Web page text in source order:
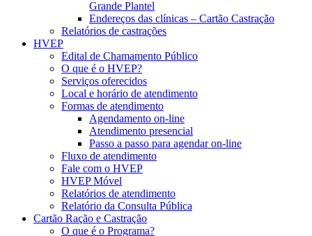
Grande Plantel
Endereços das clínicas – Cartão Castração
Relatórios de castrações
HVEP
Edital de Chamamento Público
O que é o HVEP?
Serviços oferecidos
Local e horário de atendimento
Formas de atendimento
Agendamento on-line
Atendimento presencial
Passo a passo para agendar on-line
Fluxo de atendimento
Fale com o HVEP
HVEP Móvel
Relatórios de atendimento
Relatório da Consulta Pública
Cartão Ração e Castração
O que é o Programa?